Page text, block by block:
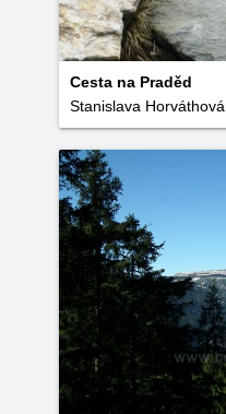
Cesta na Praděd
Stanislava Horváthová